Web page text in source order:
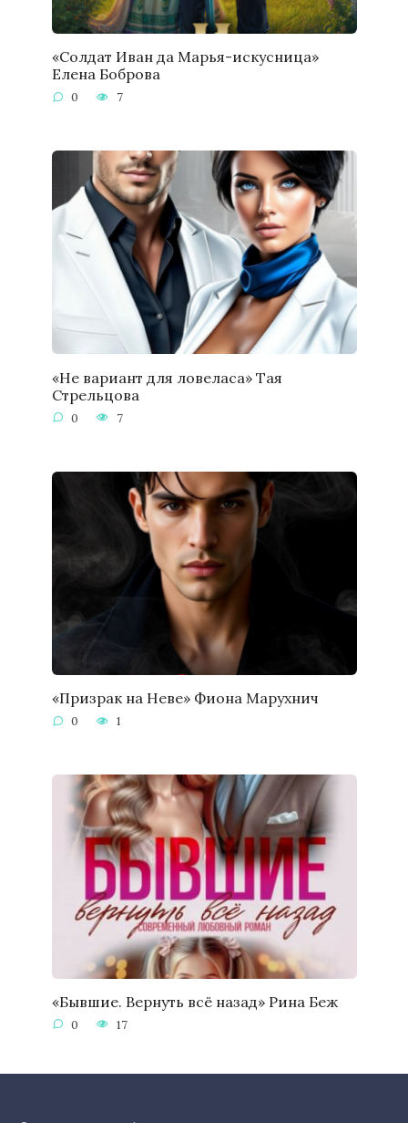
«Солдат Иван да Марья-искусница»
Елена Боброва
0 7
«Не вариант для ловеласа» Тая
Стрельцова
0 7
«Призрак на Неве» Фиона Марухнич
0 1
«Бывшие. Вернуть всё назад» Рина Беж
0 17